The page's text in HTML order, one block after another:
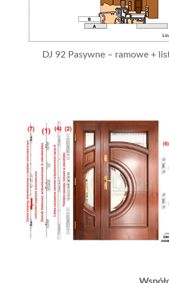
DJ 92 Pasywne – ramowe +